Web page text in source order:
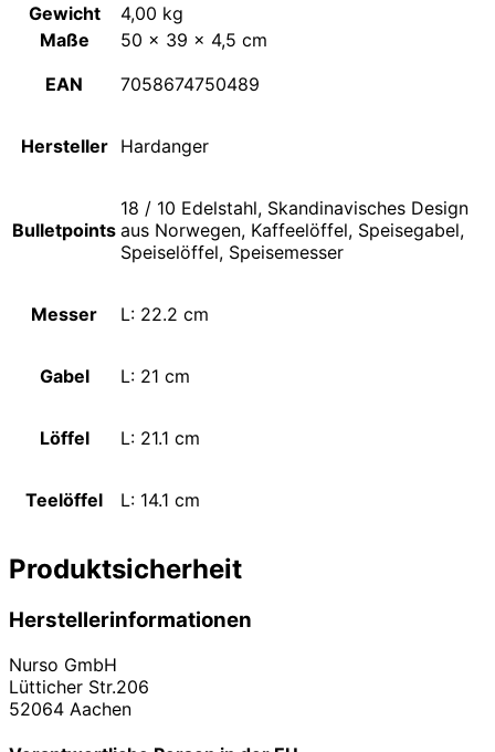
Gewicht
4,00 kg
Maße
50 × 39 × 4,5 cm
EAN
7058674750489
Hersteller Hardanger
Bulletpoints
18 / 10 Edelstahl, Skandinavisches Design
aus Norwegen, Kaffeelöffel, Speisegabel,
Speiselöffel, Speisemesser
Messer L: 22.2 cm
Gabel L: 21 cm
Löffel L: 21.1 cm
Teelöffel L: 14.1 cm
Produktsicherheit
Herstellerinformationen
Nurso GmbH
Lütticher Str.206
52064 Aachen